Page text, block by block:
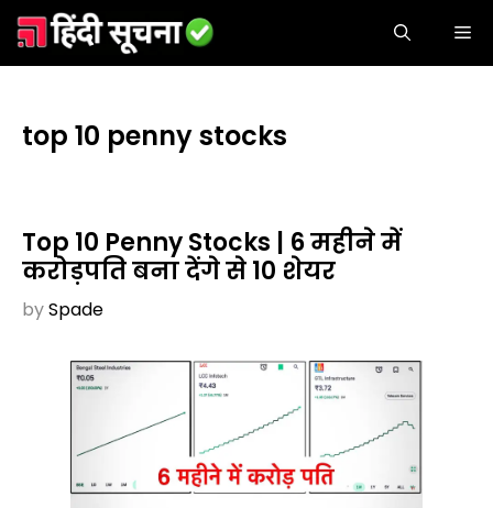
Skip
to
content
top 10 penny stocks
Top 10 Penny Stocks | 6 महीने में
करोड़पति बना देंगे से 10 शेयर
bySpade